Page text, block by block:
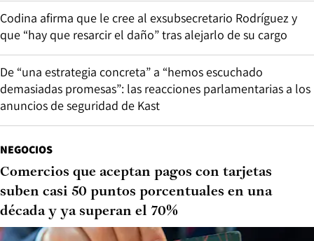
Codina afirma que le cree al exsubsecretario Rodríguez y
que “hay que resarcir el daño” tras alejarlo de su cargo
De “una estrategia concreta” a “hemos escuchado
demasiadas promesas”: las reacciones parlamentarias a los
anuncios de seguridad de Kast
NEGOCIOS
Comercios que aceptan pagos con tarjetas
suben casi 50 puntos porcentuales en una
década y ya superan el 70%